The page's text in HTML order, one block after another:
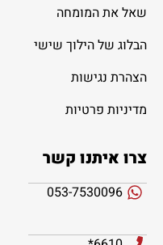
שאל את המומחה
הבלוג של הילוך שישי
הצהרת נגישות
מדיניות פרטיות
צרו איתנו קשר
053-7530096